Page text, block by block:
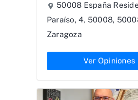
50008 España
Paraíso, 4, 50008,
Zaragoza
Ver Opiniones